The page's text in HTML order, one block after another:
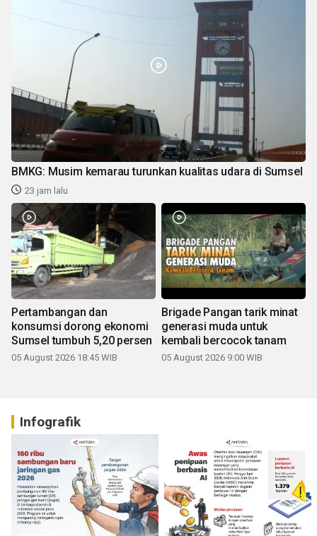
BMKG: Musim kemarau turunkan kualitas udara di Sumsel
23 jam lalu
Pertambangan dan
konsumsi dorong ekonomi
Sumsel tumbuh 5,20 persen
05 August 2026 18:45 WIB
Brigade Pangan tarik minat
generasi muda untuk
kembali bercocok tanam
05 August 2026 9:00 WIB
Infografik